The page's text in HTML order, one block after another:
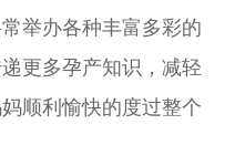
举办各种丰富多彩的
更多孕产知识，减轻
顺利愉快的度过整个